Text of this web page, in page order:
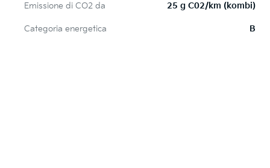
Emissione di CO2 da 25 g C02/km (kombi)
Categoria energetica B